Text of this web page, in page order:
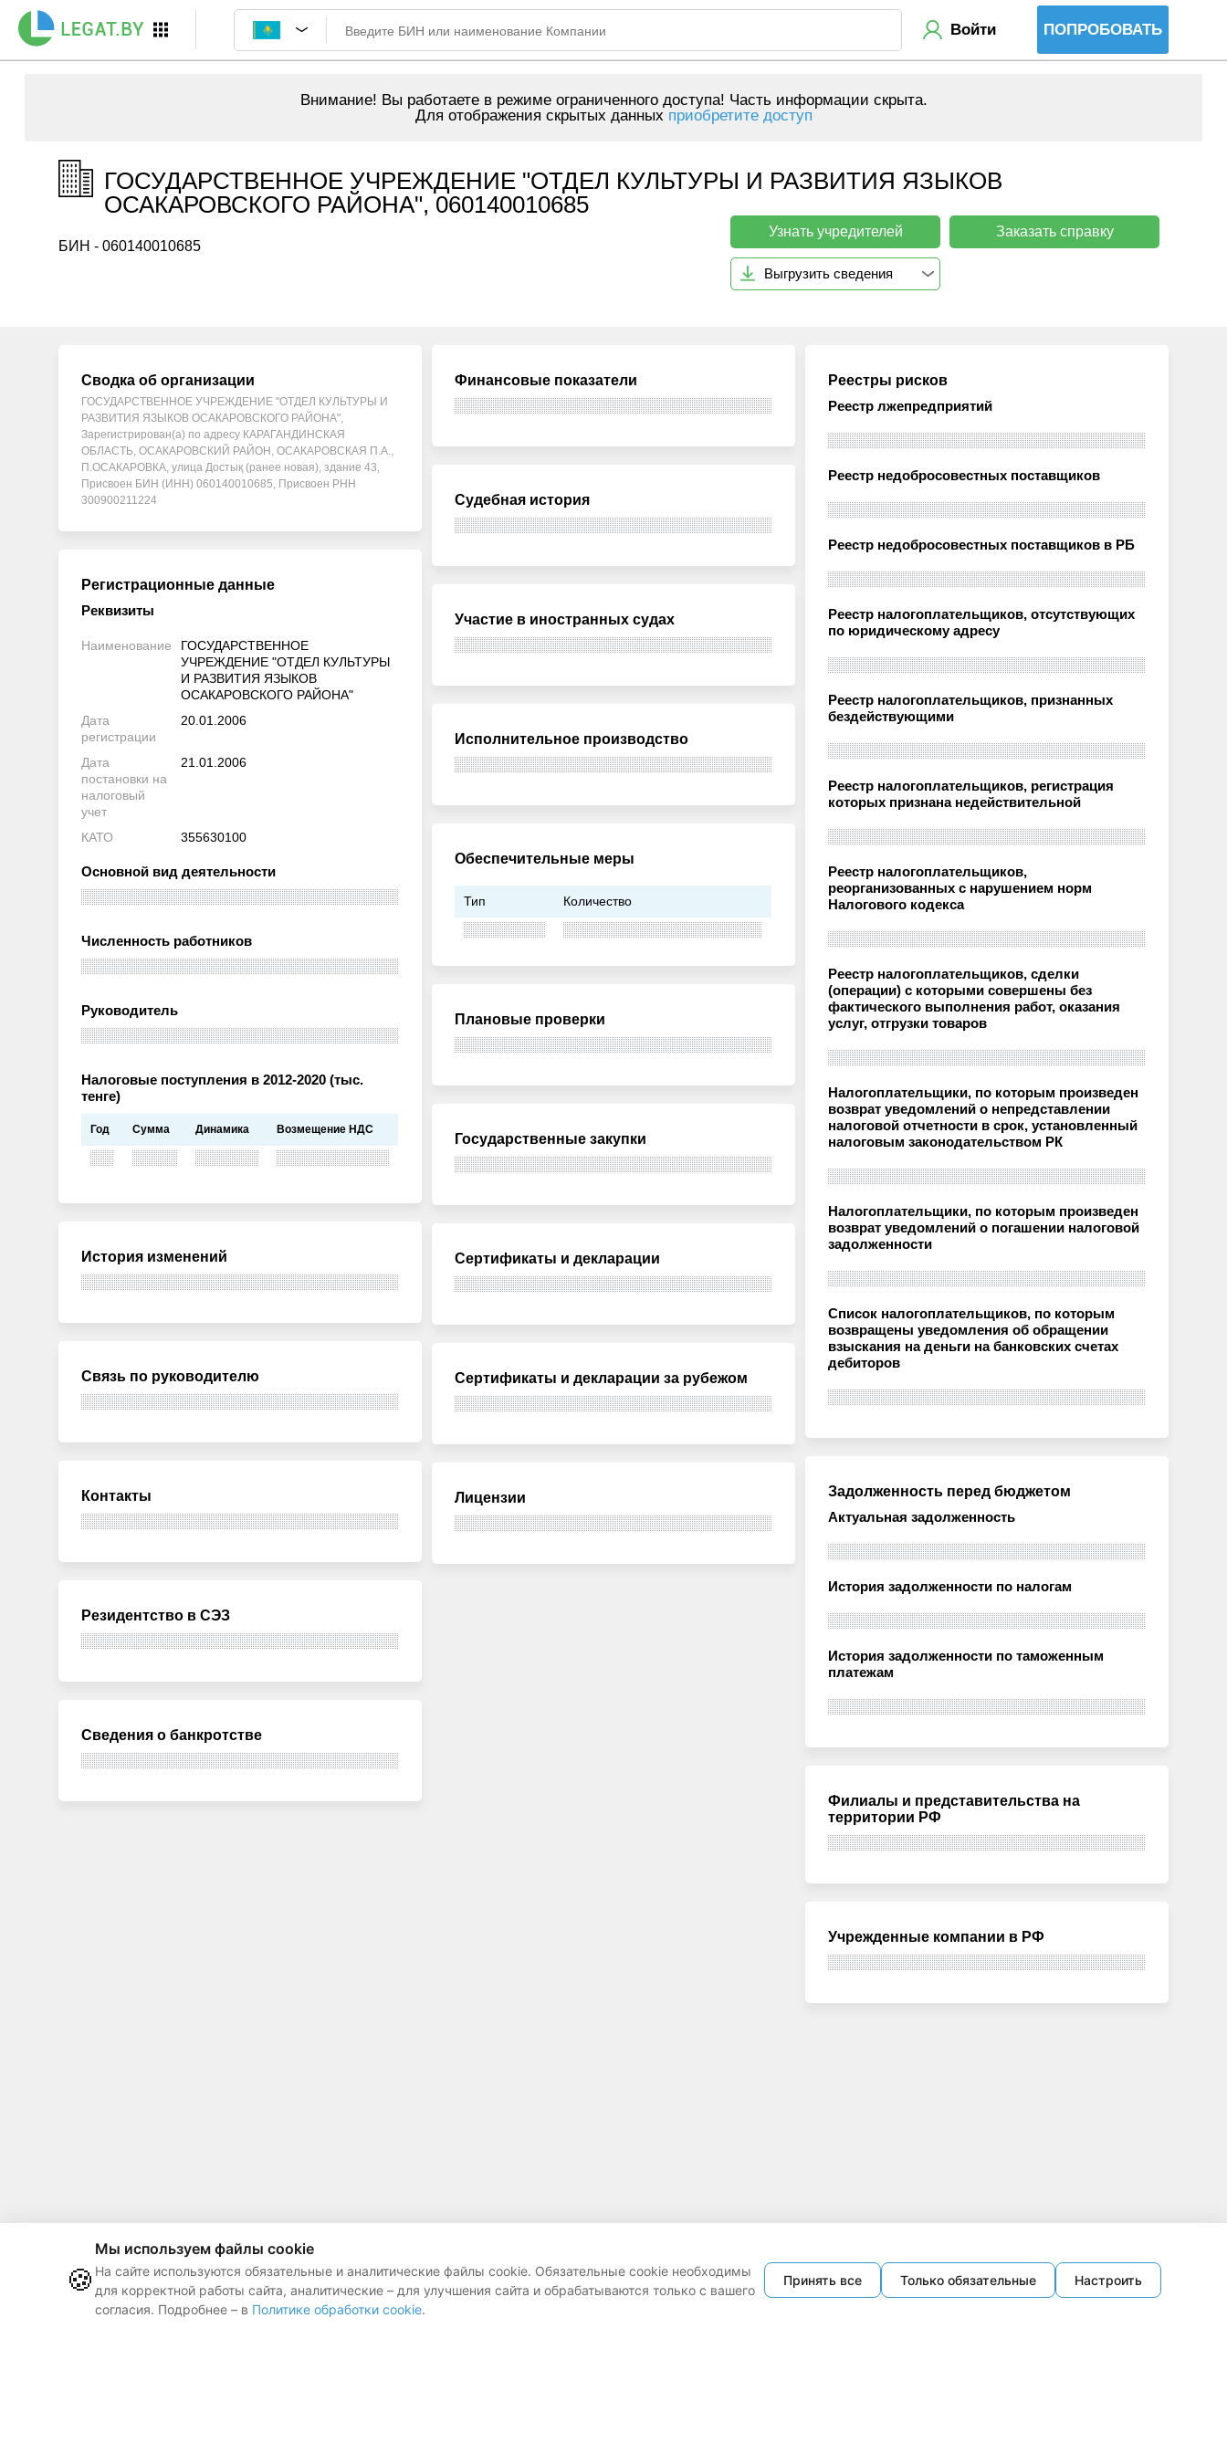
Войти ПОПРОБОВАТЬ
Внимание! Вы работаете в режиме ограниченного доступа! Часть информации скрыта.
Для отображения скрытых данных приобретите доступ
ГОСУДАРСТВЕННОЕ УЧРЕЖДЕНИЕ "ОТДЕЛ КУЛЬТУРЫ И РАЗВИТИЯ ЯЗЫКОВ
ОСАКАРОВСКОГО РАЙОНА", 060140010685
БИН - 060140010685
Узнать учредителей Заказать справку
Выгрузить сведения
Сводка об организации
ГОСУДАРСТВЕННОЕ УЧРЕЖДЕНИЕ "ОТДЕЛ КУЛЬТУРЫ И
РАЗВИТИЯ ЯЗЫКОВ ОСАКАРОВСКОГО РАЙОНА",
Зарегистрирован(а) по адресу КАРАГАНДИНСКАЯ
ОБЛАСТЬ, ОСАКАРОВСКИЙ РАЙОН, ОСАКАРОВСКАЯ П.А.,
П.ОСАКАРОВКА, улица Достық (ранее новая), здание 43,
Присвоен БИН (ИНН) 060140010685, Присвоен РНН
300900211224
Регистрационные данные
Реквизиты
Наименование
ГОСУДАРСТВЕННОЕ
УЧРЕЖДЕНИЕ "ОТДЕЛ КУЛЬТУРЫ
И РАЗВИТИЯ ЯЗЫКОВ
ОСАКАРОВСКОГО РАЙОНА"
Дата
регистрации
20.01.2006
Дата
постановки на
налоговый
учет
21.01.2006
КАТО 355630100
Основной вид деятельности
Численность работников
Руководитель
Налоговые поступления в 2012-2020 (тыс.
тенге)
Год Сумма Динамика Возмещение НДС
История изменений
Связь по руководителю
Контакты
Резидентство в СЭЗ
Сведения о банкротстве
Финансовые показатели
Судебная история
Участие в иностранных судах
Исполнительное производство
Обеспечительные меры
Тип Количество
Плановые проверки
Государственные закупки
Сертификаты и декларации
Сертификаты и декларации за рубежом
Лицензии
Реестры рисков
Реестр лжепредприятий
Реестр недобросовестных поставщиков
Реестр недобросовестных поставщиков в РБ
Реестр налогоплательщиков, отсутствующих
по юридическому адресу
Реестр налогоплательщиков, признанных
бездействующими
Реестр налогоплательщиков, регистрация
которых признана недействительной
Реестр налогоплательщиков,
реорганизованных с нарушением норм
Налогового кодекса
Реестр налогоплательщиков, сделки
(операции) с которыми совершены без
фактического выполнения работ, оказания
услуг, отгрузки товаров
Налогоплательщики, по которым произведен
возврат уведомлений о непредставлении
налоговой отчетности в срок, установленный
налоговым законодательством РК
Налогоплательщики, по которым произведен
возврат уведомлений о погашении налоговой
задолженности
Список налогоплательщиков, по которым
возвращены уведомления об обращении
взыскания на деньги на банковских счетах
дебиторов
Задолженность перед бюджетом
Актуальная задолженность
История задолженности по налогам
История задолженности по таможенным
платежам
Филиалы и представительства на
территории РФ
Учрежденные компании в РФ
🍪
Мы используем файлы cookie
На сайте используются обязательные и аналитические файлы cookie. Обязательные cookie необходимы
для корректной работы сайта, аналитические – для улучшения сайта и обрабатываются только с вашего
согласия. Подробнее – в Политике обработки cookie.
Принять все Только обязательные Настроить